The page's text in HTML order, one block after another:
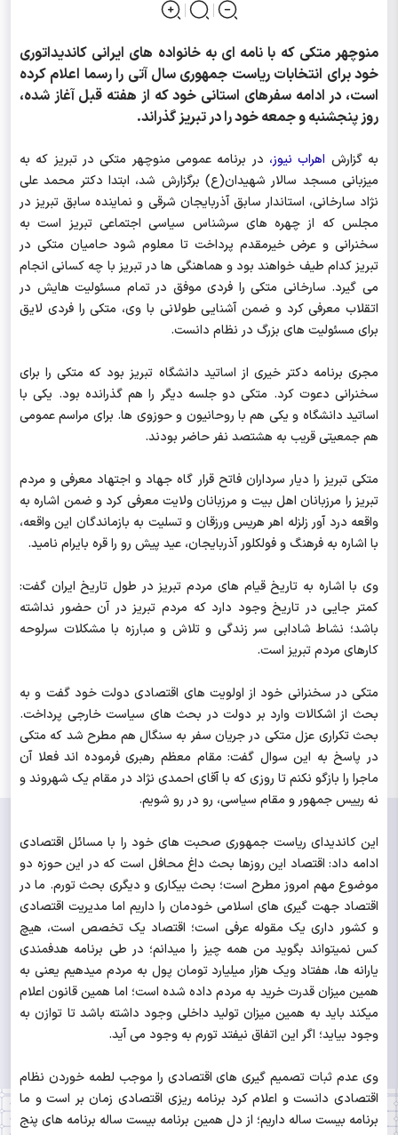
منوچهر متکی که با نامه ای به خانواده های ایرانی کاندیداتوری
خود برای انتخابات ریاست جمهوری سال آتی را رسما اعلام کرده
است، در ادامه سفرهای استانی خود که از هفته قبل آغاز شده،
روز پنجشنبه و جمعه خود را در تبریز گذراند.
به گزارش اهراب نیوز، در برنامه عمومی منوچهر متکی در تبریز که به
میزبانی مسجد سالار شهیدان(ع) برگزارش شد، ابتدا دکتر محمد علی
نژاد سارخانی، استاندار سابق آذربایجان شرقی و نماینده سابق تبریز در
مجلس که از چهره های سرشناس سیاسی اجتماعی تبریز است به
سخنرانی و عرض خیرمقدم پرداخت تا معلوم شود حامیان متکی در
تبریز کدام طیف خواهند بود و هماهنگی ها در تبریز با چه کسانی انجام
می گیرد. سارخانی متکی را فردی موفق در تمام مسئولیت هایش در
اتقلاب معرفی کرد و ضمن آشنایی طولانی با وی، متکی را فردی لایق
برای مسئولیت های بزرگ در نظام دانست.
مجری برنامه دکتر خیری از اساتید دانشگاه تبریز بود که متکی را برای
سخنرانی دعوت کرد. متکی دو جلسه دیگر را هم گذرانده بود. یکی با
اساتید دانشگاه و یکی هم با روحانیون و حوزوی ها. برای مراسم عمومی
هم جمعیتی قریب به هشتصد نفر حاضر بودند.
متکی تبریز را دیار سرداران فاتح قرار گاه جهاد و اجتهاد معرفی و مردم
تبریز را مرزبانان اهل بیت و مرزبانان ولایت معرفی کرد و ضمن اشاره به
واقعه درد آور زلزله اهر هریس ورزقان و تسلیت به بازماندگان این واقعه،
با اشاره به فرهنگ و فولکلور آذربایجان، عید پیش رو را قره بایرام نامید.
وی با اشاره به تاریخ قیام های مردم تبریز در طول تاریخ ایران گفت:
کمتر جایی در تاریخ وجود دارد که مردم تبریز در آن حضور نداشته
باشد؛ نشاط شادابی سر زندگی و تلاش و مبارزه با مشکلات سرلوحه
کارهای مردم تبریز است.
متکی در سخنرانی خود از اولویت های اقتصادی دولت خود گفت و به
بحث از اشکالات وارد بر دولت در بحث های سیاست خارجی پرداخت.
بحث تکراری عزل متکی در جریان سفر به سنگال هم مطرح شد که متکی
در پاسخ به این سوال گفت: مقام معظم رهبری فرموده اند فعلا آن
ماجرا را بازگو نکنم تا روزی که با آقای احمدی نژاد در مقام یک شهروند و
نه رییس جمهور و مقام سیاسی، رو در رو شویم.
این کاندیدای ریاست جمهوری صحبت های خود را با مسائل اقتصادی
ادامه داد: اقتصاد این روزها بحث داغ محافل است که در این حوزه دو
موضوع مهم امروز مطرح است؛ بحث بیکاری و دیگری بحث تورم. ما در
اقتصاد جهت گیری های اسلامی خودمان را داریم اما مدیریت اقتصادی
و کشور داری یک مقوله عرفی است؛ اقتصاد یک تخصص است، هیچ
کس نمیتواند بگوید من همه چیز را میدانم؛ در طی برنامه هدفمندی
یارانه ها، هفتاد ویک هزار میلیارد تومان پول به مردم میدهیم یعنی به
همین میزان قدرت خرید به مردم داده شده است؛ اما همین قانون اعلام
میکند باید به همین میزان تولید داخلی وجود داشته باشد تا توازن به
وجود بیاید؛ اگر این اتفاق نیفتد تورم به وجود می آید.
وی عدم ثبات تصمیم گیری های اقتصادی را موجب لطمه خوردن نظام
اقتصادی دانست و اعلام کرد برنامه ریزی اقتصادی زمان بر است و ما
برنامه بیست ساله داریم؛ از دل همین برنامه بیست ساله برنامه های پنج